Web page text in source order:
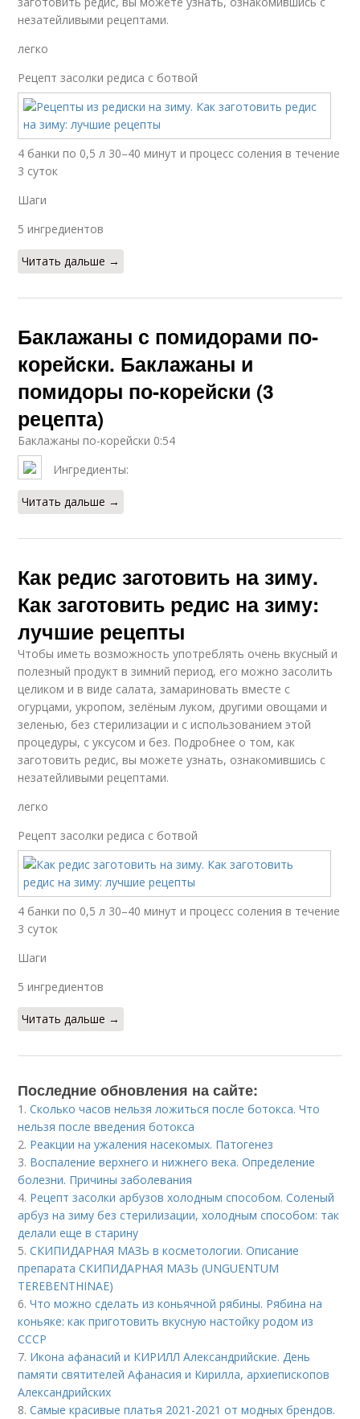
незатейливыми рецептами.
легко
Рецепт засолки редиса с ботвой
4 банки по 0,5 л 30–40 минут и процесс соления в течение
3 суток
Шаги
5 ингредиентов
Читать дальше →
Баклажаны с помидорами по-
корейски. Баклажаны и
помидоры по-корейски (3
рецепта)
Баклажаны по-корейски 0:54
Ингредиенты:
Читать дальше →
Как редис заготовить на зиму.
Как заготовить редис на зиму:
лучшие рецепты
Чтобы иметь возможность употреблять очень вкусный и
полезный продукт в зимний период, его можно засолить
целиком и в виде салата, замариновать вместе с
огурцами, укропом, зелёным луком, другими овощами и
зеленью, без стерилизации и с использованием этой
процедуры, с уксусом и без. Подробнее о том, как
заготовить редис, вы можете узнать, ознакомившись с
незатейливыми рецептами.
легко
Рецепт засолки редиса с ботвой
4 банки по 0,5 л 30–40 минут и процесс соления в течение
3 суток
Шаги
5 ингредиентов
Читать дальше →
Последние обновления на сайте:
1.Сколько часов нельзя ложиться после ботокса. Что
нельзя после введения ботокса
2. Реакции на ужаления насекомых. Патогенез
3. Воспаление верхнего и нижнего века. Определение
болезни. Причины заболевания
4. Рецепт засолки арбузов холодным способом. Соленый
арбуз на зиму без стерилизации, холодным способом: так
делали еще в старину
5.СКИПИДАРНАЯ МАЗЬ в косметологии. Описание
препарата СКИПИДАРНАЯ МАЗЬ (UNGUENTUM
TEREBENTHINAE)
6.Что можно сделать из коньячной рябины. Рябина на
коньяке: как приготовить вкусную настойку родом из
СССР
7. Икона афанасий и КИРИЛЛ Александрийские. День
памяти святителей Афанасия и Кирилла, архиепископов
Александрийских
8.Самые красивые платья 2021-2021 от модных брендов.